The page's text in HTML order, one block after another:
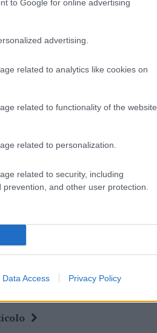
to Google for online advertising
advertising.
related to analytics like cookies on
related to functionality of the website
related to personalization.
related to security, including
and other user protection.
Data Access Privacy Policy
le tue foto